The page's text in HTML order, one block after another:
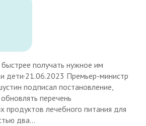
получать нужное им
дети·21.06.2023 Премьер-министр
подписал постановление,
перечень
продуктов лечебного питания для
два...